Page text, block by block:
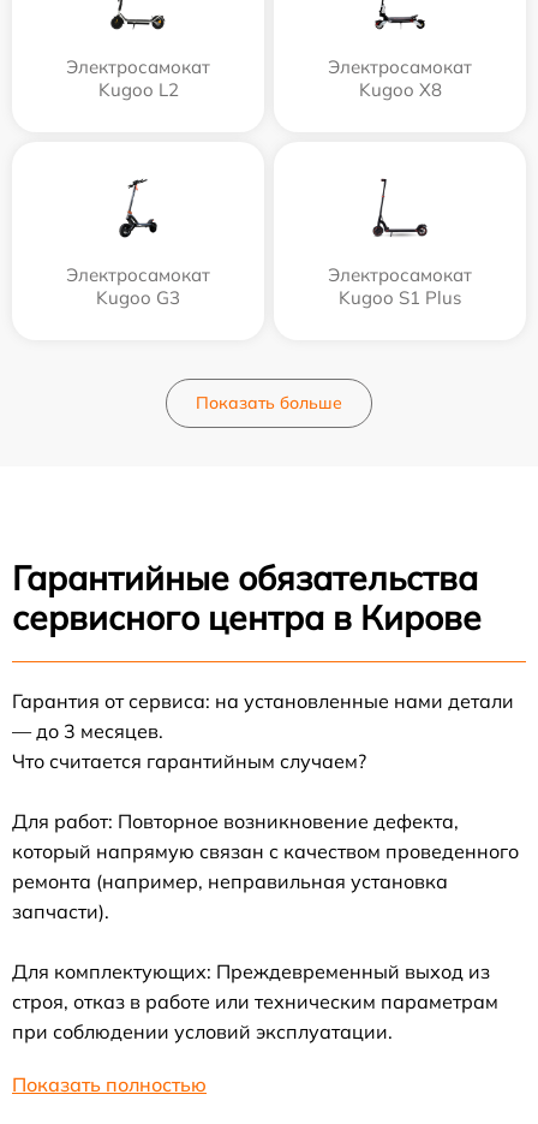
Электросамокат
Kugoo L2
Электросамокат
Kugoo X8
Электросамокат
Kugoo G3
Электросамокат
Kugoo S1 Plus
Показать больше
Гарантийные обязательства
сервисного центра в Кирове
Гарантия от сервиса: на установленные нами детали
— до 3 месяцев.
Что считается гарантийным случаем?
Для работ: Повторное возникновение дефекта,
который напрямую связан с качеством проведенного
ремонта (например, неправильная установка
запчасти).
Для комплектующих: Преждевременный выход из
строя, отказ в работе или техническим параметрам
при соблюдении условий эксплуатации.
Показать полностью